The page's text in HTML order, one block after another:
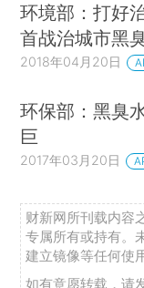
环境部：打好
首战治城市黑
2018年04月20日
环保部：黑臭
巨
2017年03月20日
财新网所刊载内容
专属所有或持有。
建立镜像等任何使用
如有意愿转载，请